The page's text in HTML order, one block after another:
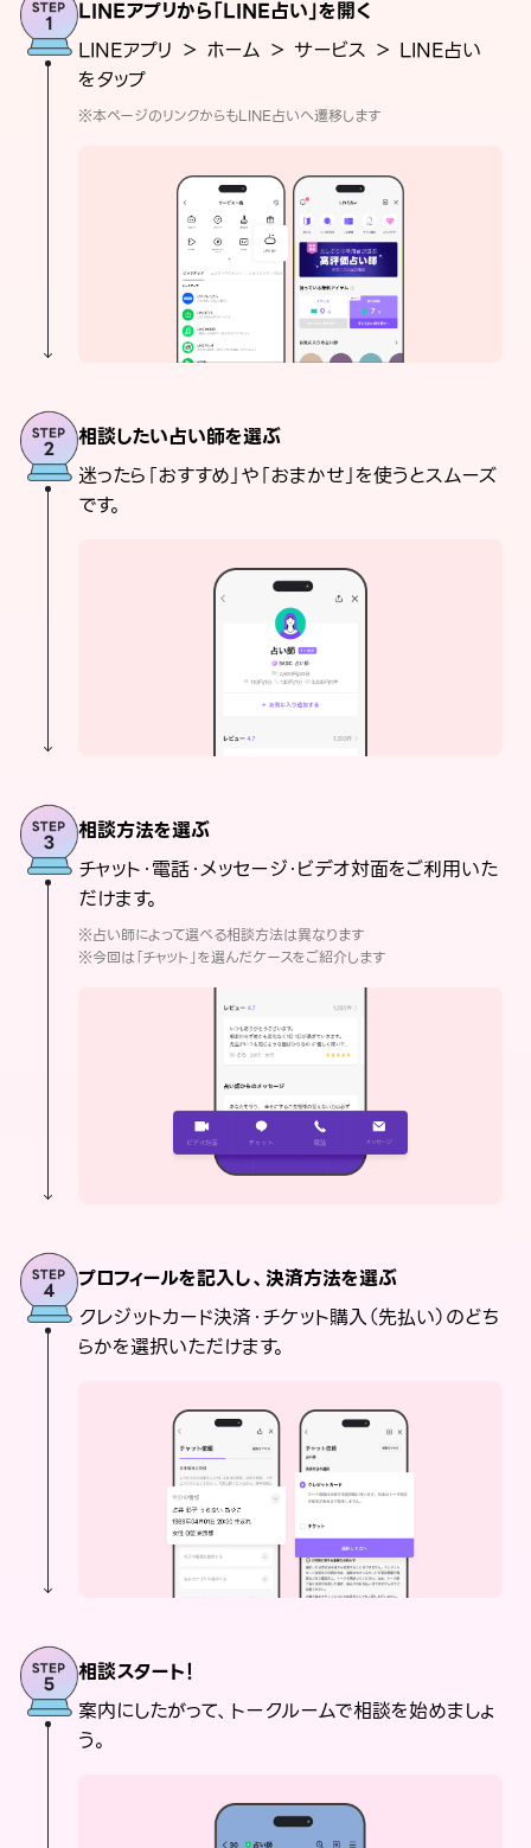
LINEアプリから「LINE占い」を開く
LINEアプリ ＞ ホーム ＞ サービス ＞ LINE占い
をタップ
※本ページのリンクからもLINE占いへ遷移します
相談したい占い師を選ぶ
迷ったら「おすすめ」や「おまかせ」を使うとスムーズ
です。
相談方法を選ぶ
チャット・電話・メッセージ・ビデオ対面をご利用いた
だけます。
※占い師によって選べる相談方法は異なります
※今回は「チャット」を選んだケースをご紹介します
プロフィールを記入し、決済方法を選ぶ
クレジットカード決済・チケット購入（先払い）のどち
らかを選択いただけます。
相談スタート！
案内にしたがって、トークルームで相談を始めましょ
う。